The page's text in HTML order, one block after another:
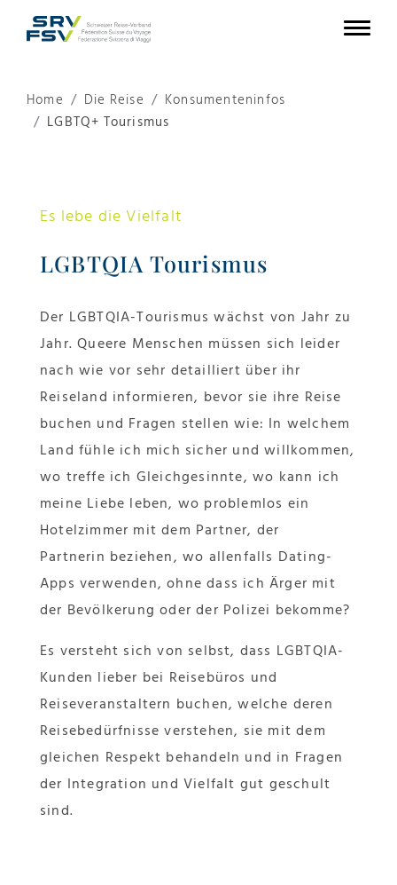
Home Die Reise
Konsumenteninfos
LGBTQ+ Tourismus
Es lebe die Vielfalt
LGBTQIA Tourismus
Der LGBTQIA-Tourismus wächst von Jahr zu
Jahr. Queere Menschen müssen sich leider
nach wie vor sehr detailliert über ihr
Reiseland informieren, bevor sie ihre Reise
buchen und Fragen stellen wie: In welchem
Land fühle ich mich sicher und willkommen,
wo treffe ich Gleichgesinnte, wo kann ich
meine Liebe leben, wo problemlos ein
Hotelzimmer mit dem Partner, der
Partnerin beziehen, wo allenfalls Dating-
Apps verwenden, ohne dass ich Ärger mit
der Bevölkerung oder der Polizei bekomme?
Es versteht sich von selbst, dass LGBTQIA-
Kunden lieber bei Reisebüros und
Reiseveranstaltern buchen, welche deren
Reisebedürfnisse verstehen, sie mit dem
gleichen Respekt behandeln und in Fragen
der Integration und Vielfalt gut geschult
sind.